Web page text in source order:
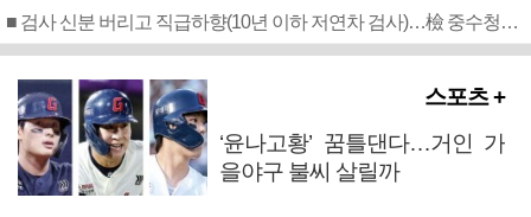
■ 검사 신분 버리고 직급하향(10년 이하 저연차 검사)…檢 중수청행 기피
스포츠 +
‘윤나고황’ 꿈틀댄다…거인 가
을야구 불씨 살릴까